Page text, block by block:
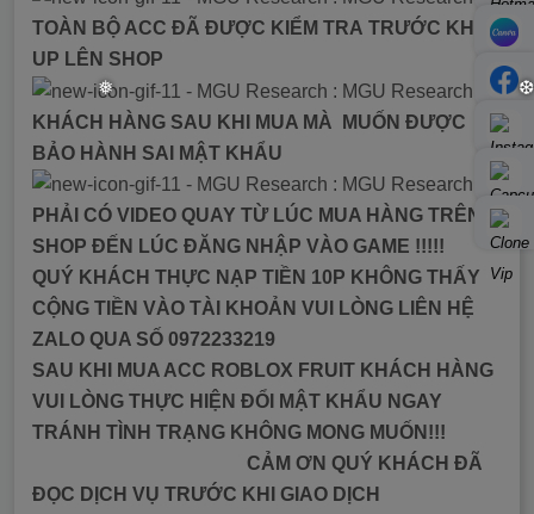
TOÀN BỘ ACC ĐÃ ĐƯỢC KIỂM TRA TRƯỚC KHI
UP LÊN SHOP
KHÁCH HÀNG SAU KHI MUA MÀ MUỐN ĐƯỢC
BẢO HÀNH SAI MẬT KHẨU
PHẢI CÓ VIDEO QUAY TỪ LÚC MUA HÀNG TRÊN
SHOP ĐẾN LÚC ĐĂNG NHẬP VÀO GAME !!!!!
QUÝ KHÁCH THỰC NẠP TIỀN 10P KHÔNG THẤY
CỘNG TIỀN VÀO TÀI KHOẢN VUI LÒNG LIÊN HỆ
ZALO QUA SỐ 0972233219
SAU KHI MUA ACC ROBLOX FRUIT KHÁCH HÀNG
VUI LÒNG THỰC HIỆN ĐỔI MẬT KHẨU NGAY
TRÁNH TÌNH TRẠNG KHÔNG MONG MUỐN!!!
CẢM ƠN QUÝ KHÁCH ĐÃ
ĐỌC DỊCH VỤ TRƯỚC KHI GIAO DỊCH
❅ ❆